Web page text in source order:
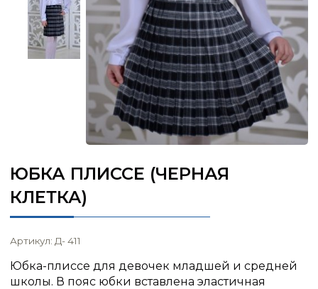
ЮБКА ПЛИССЕ (ЧЕРНАЯ
КЛЕТКА)
Артикул: Д- 411
Юбка-плиссе для девочек младшей и средней
школы. В пояс юбки вставлена эластичная